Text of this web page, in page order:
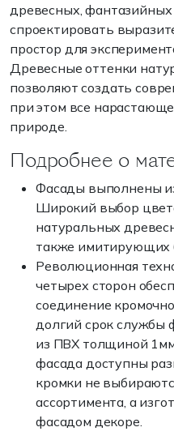
древесных,
спроектировать
простор для
Древесные оттенки
позволяют создать
при этом все
природе.
Подробнее о
Фасады выполнены
Широкий выбор
натуральных
также имитирующих
Революционная
четырех сторон
соединение
долгий срок службы
из ПВХ толщиной
фасада доступны
кромки не
ассортимента, а
фасадом декоре.